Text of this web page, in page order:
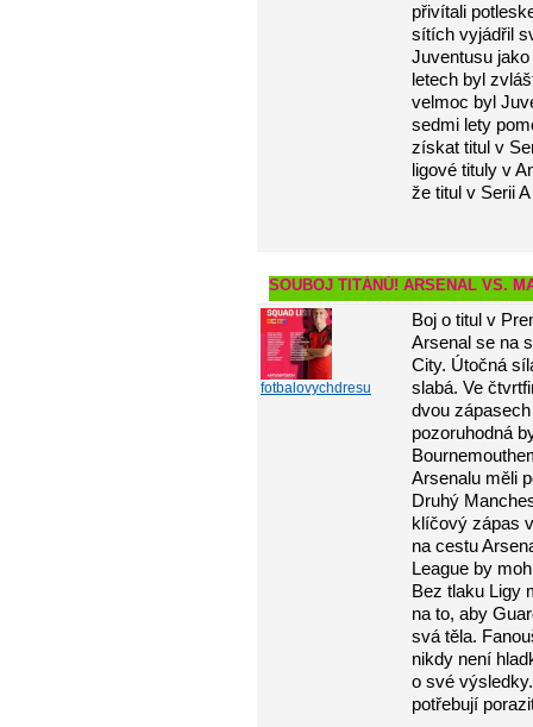
přivítali
sítích vyjádřil
Juventusu
letech byl
velmoc byl
sedmi lety
získat titul v
ligové tituly v
že titul v Serii
SOUBOJ TITÁNŮ! ARSENAL VS.
fotbalovychdresu
Boj o titul v
Arsenal se na
City. Útočná
slabá. Ve
dvou
pozoruhodná
Arsenalu měli
Druhý
klíčový zápas
na cestu
League by
Bez tlaku Ligy
na to, aby
svá těla.
nikdy není
o své
potřebují